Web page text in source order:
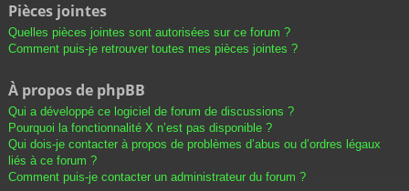
Pièces jointes
Quelles pièces jointes sont autorisées sur ce forum ?
Comment puis-je retrouver toutes mes pièces jointes ?
À propos de phpBB
Qui a développé ce logiciel de forum de discussions ?
Pourquoi la fonctionnalité X n’est pas disponible ?
Qui dois-je contacter à propos de problèmes d’abus ou d’ordres légaux
liés à ce forum ?
Comment puis-je contacter un administrateur du forum ?